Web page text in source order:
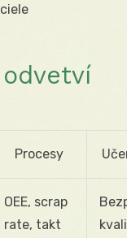
Procesy
OEE, scrap
rate, takt